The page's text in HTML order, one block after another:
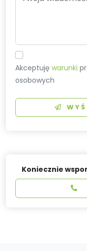
Akceptujęwarunki
osobowych
Koniecznie